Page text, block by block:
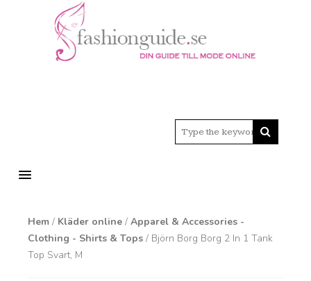
MENU
Hem / Kläder online / Apparel & Accessories -
Clothing - Shirts & Tops / Björn Borg Borg 2 In 1 Tank
Top Svart, M